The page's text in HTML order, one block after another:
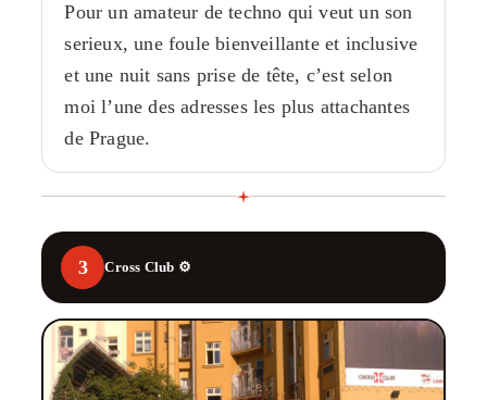
Pour un amateur de techno qui veut un son
serieux, une foule bienveillante et inclusive
et une nuit sans prise de tête, c’est selon
moi l’une des adresses les plus attachantes
de Prague.
3 Cross Club ⚙️